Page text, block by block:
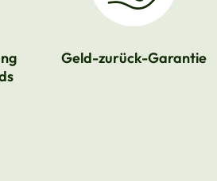
Geld-zurück-Garantie